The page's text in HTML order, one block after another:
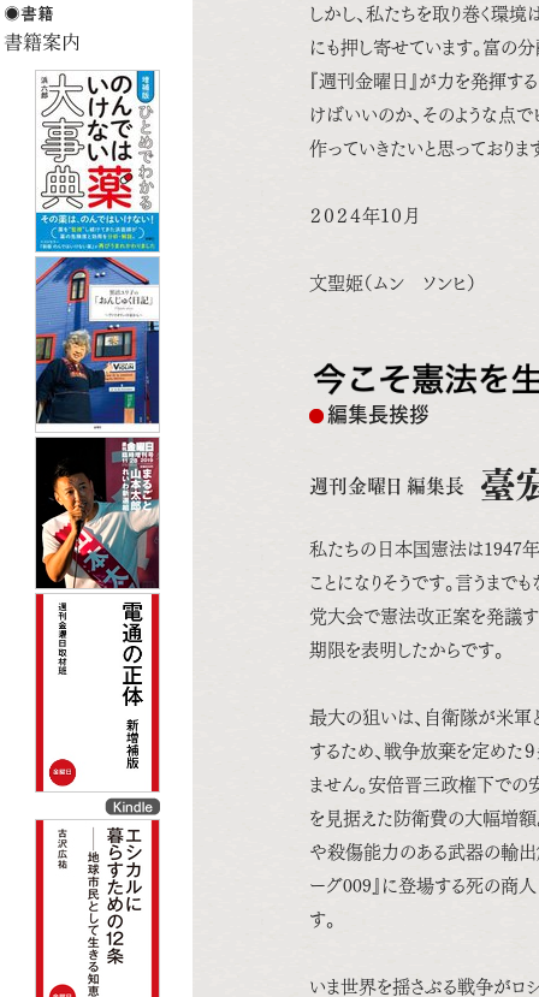
しかし、私たちを取り巻く環
にも押し寄せています。富の
『週刊金曜日』が力を発揮す
けばいいのか、そのような点
作っていきたいと思っておりま
２０２４年１０月
文聖姫（ムン ソンヒ）
編集長挨拶
週刊金曜日 編集長 臺
私たちの日本国憲法は1947
ことになりそうです。言うまで
党大会で憲法改正案を発議す
期限を表明したからです。
最大の狙いは、自衛隊が米軍
するため、戦争放棄を定めた
ません。安倍晋三政権下で
を見据えた防衛費の大幅増額
や殺傷能力のある武器の輸出
ーグ009』に登場する死の商人
す。
いま世界を揺さぶる戦争がロ